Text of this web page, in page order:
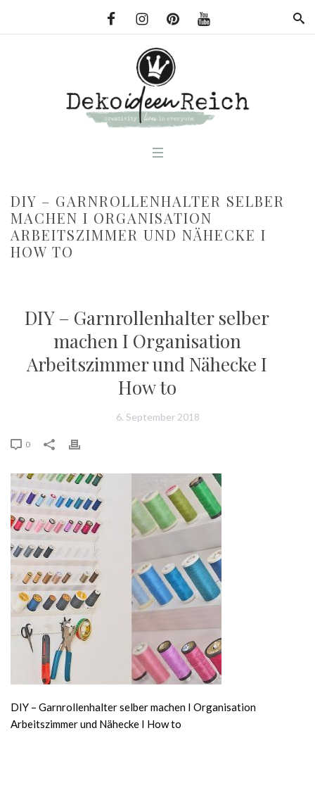
DIY – GARNROLLENHALTER SELBER
MACHEN I ORGANISATION
ARBEITSZIMMER UND NÄHECKE I
HOW TO
DIY – Garnrollenhalter selber
machen I Organisation
Arbeitszimmer und Nähecke I
How to
6. September 2018
0
DIY – Garnrollenhalter selber machen I Organisation
Arbeitszimmer und Nähecke I How to